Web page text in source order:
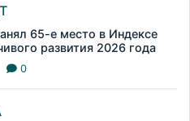
65-е место в Индексе
развития 2026 года
0